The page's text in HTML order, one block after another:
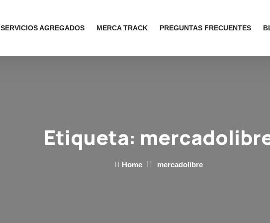
SERVICIOS AGREGADOS MERCA TRACK PREGUNTAS FRECUENTES
Etiqueta:
Home mercadolibre